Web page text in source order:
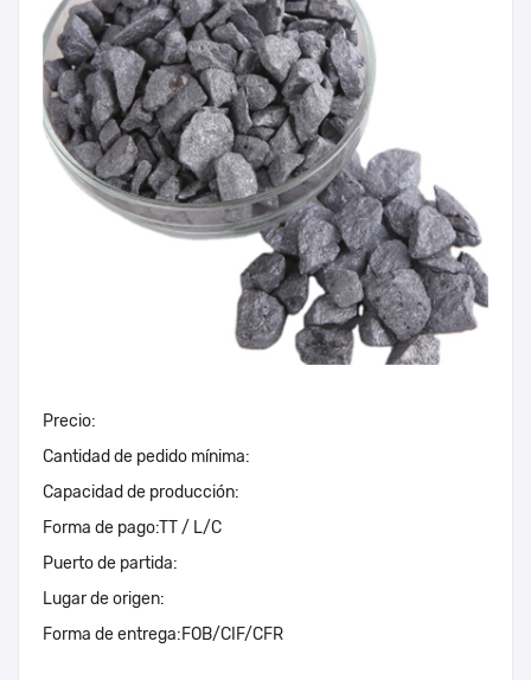
Precio:
Cantidad de pedido mínima:
Capacidad de producción:
Forma de pago:TT / L/C
Puerto de partida:
Lugar de origen:
Forma de entrega:FOB/CIF/CFR